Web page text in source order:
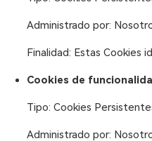
Administrado por:
Finalidad: Estas Cookies
Cookies de
Tipo: Cookies
Administrado por: